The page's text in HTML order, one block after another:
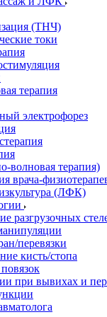
(ТНЧ)
токи
терапия
электрофорез
волновая терапия)
врача-
(ЛФК)
разгрузочных
перевязки
кисть/стопа
при вывихах и